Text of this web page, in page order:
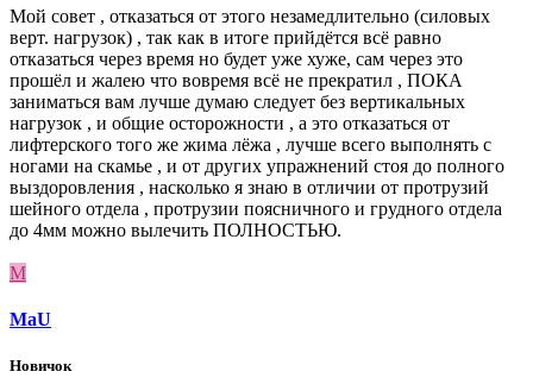
Мой совет , отказаться от этого незамедлительно (силовых
верт. нагрузок) , так как в итоге прийдётся всё равно
отказаться через время но будет уже хуже, сам через это
прошёл и жалею что вовремя всё не прекратил , ПОКА
заниматься вам лучше думаю следует без вертикальных
нагрузок , и общие осторожности , а это отказаться от
лифтерского того же жима лёжа , лучше всего выполнять с
ногами на скамье , и от других упражнений стоя до полного
выздоровления , насколько я знаю в отличии от протрузий
шейного отдела , протрузии поясничного и грудного отдела
до 4мм можно вылечить ПОЛНОСТЬЮ.
M
MaU
Новичок